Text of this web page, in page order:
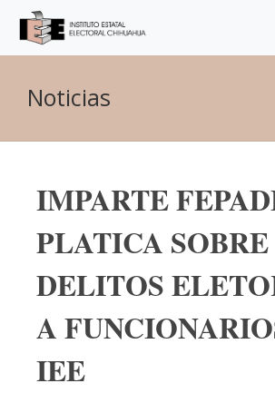
Noticias
IMPARTE
PLATICA SOBRE
DELITOS
A
IEE